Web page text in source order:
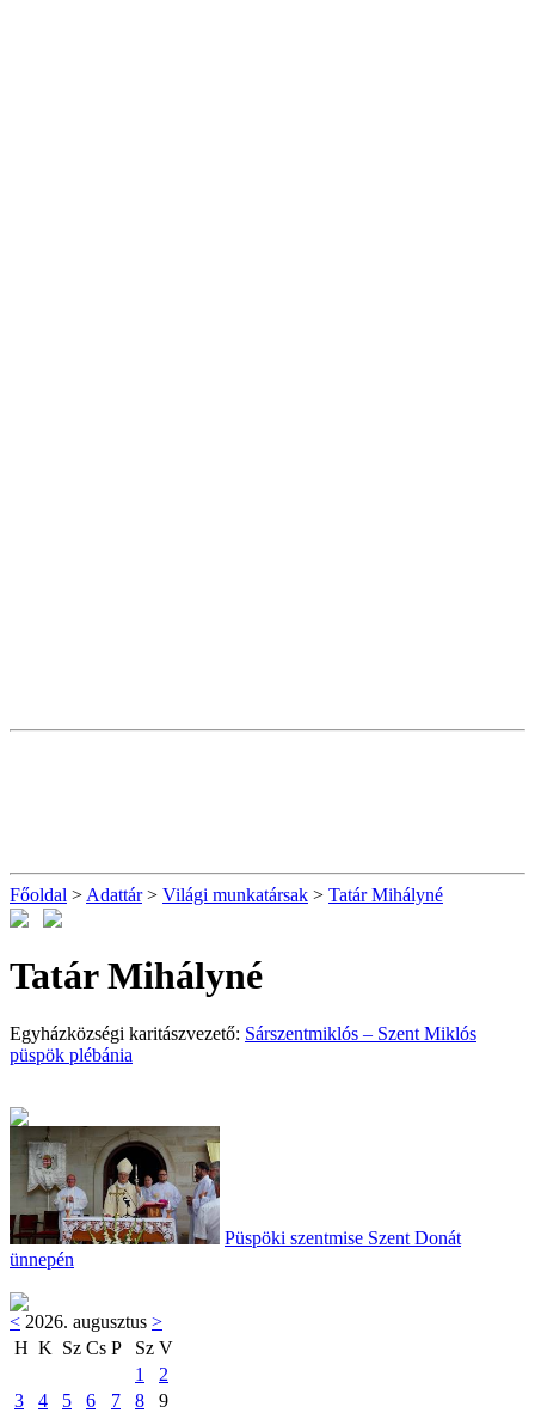
Főoldal > Adattár> Világi munkatársak > Tatár Mihályné
Tatár Mihályné
Egyházközségi karitászvezető: Sárszentmiklós – Szent Miklós
püspök plébánia
Püspöki szentmise Szent Donát
ünnepén
< 2026. augusztus >
H K Sz Cs P Sz V
1
2
3
4 5 6 7 8
9